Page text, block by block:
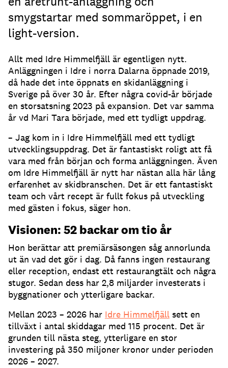
smygstartar med sommaröppet, i en
light-version.
Allt med Idre Himmelfjäll är egentligen nytt.
Anläggningen i Idre i norra Dalarna öppnade 2019,
då hade det inte öppnats en skidanläggning i
Sverige på över 30 år. Efter några covid-år började
en storsatsning 2023 på expansion. Det var samma
år vd Mari Tara började, med ett tydligt uppdrag.
– Jag kom in i Idre Himmelfjäll med ett tydligt
utvecklingsuppdrag. Det är fantastiskt roligt att få
vara med från början och forma anläggningen. Även
om Idre Himmelfjäll är nytt har nästan alla här lång
erfarenhet av skidbranschen. Det är ett fantastiskt
team och vårt recept är fullt fokus på utveckling
med gästen i fokus, säger hon.
Visionen: 52 backar om tio år
Hon berättar att premiärsäsongen såg annorlunda
ut än vad det gör i dag. Då fanns ingen restaurang
eller reception, endast ett restaurangtält och några
stugor. Sedan dess har 2,8 miljarder investerats i
byggnationer och ytterligare backar.
Mellan 2023 – 2026 har Idre Himmelfjäll sett en
tillväxt i antal skiddagar med 115 procent. Det är
grunden till nästa steg, ytterligare en stor
investering på 350 miljoner kronor under perioden
2026 – 2027.